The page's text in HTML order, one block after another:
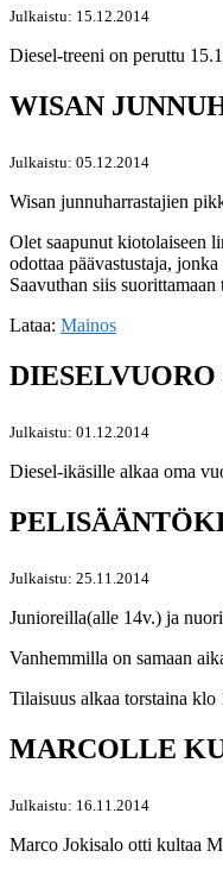
Julkaistu: 15.12.2014
Diesel-treeni on peruttu
WISAN
Julkaistu: 05.12.2014
Wisan junnuharrastajien
Olet saapunut kiotolaiseen
odottaa päävastustaja,
Saavuthan siis
Lataa: Mainos
Julkaistu: 01.12.2014
Diesel-ikäsille alkaa oma
Julkaistu: 25.11.2014
Junioreilla(alle 14v.) ja
Vanhemmilla on samaan
Tilaisuus alkaa torstaina klo
MARCOLLE
Julkaistu: 16.11.2014
Marco Jokisalo otti kultaa